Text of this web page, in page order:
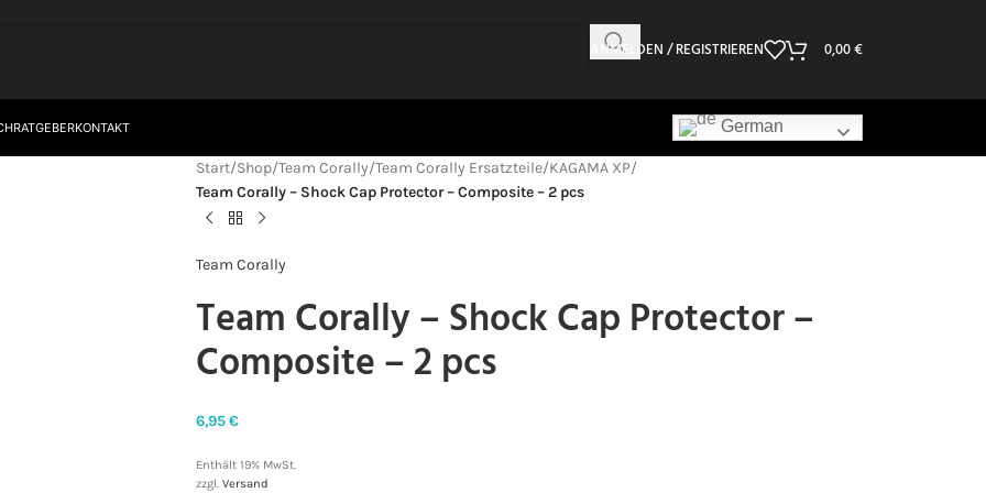
ANMELDEN / REGISTRIEREN 0,00€
RATGEBERKONTAKT German
Start/Shop/Team Corally/Team Corally Ersatzteile/KAGAMA XP/
Team Corally – Shock Cap Protector – Composite – 2 pcs
Team Corally
Team Corally – Shock Cap Protector –
Composite – 2 pcs
6,95€
Enthält 19% MwSt.
zzgl. Versand